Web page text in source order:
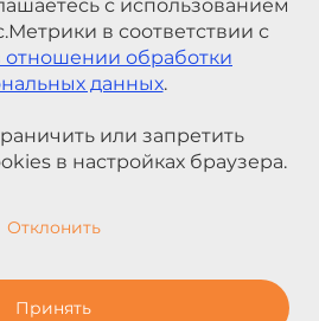
с использованием
в соответствии с
отношении обработки
данных.
или запретить
в настройках браузера.
Отклонить
Принять